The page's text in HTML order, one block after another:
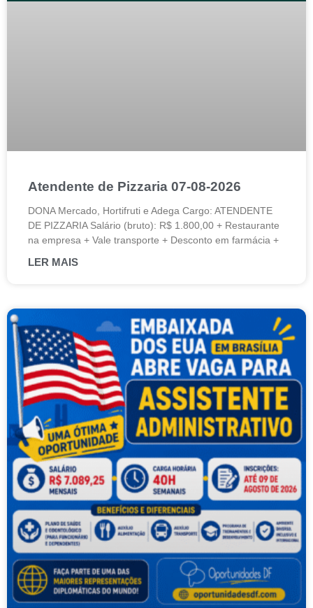
Atendente de Pizzaria 07-08-2026
DONA Mercado, Hortifruti e Adega Cargo: ATENDENTE
DE PIZZARIA Salário (bruto): R$ 1.800,00 + Restaurante
na empresa + Vale transporte + Desconto em farmácia +
LER MAIS